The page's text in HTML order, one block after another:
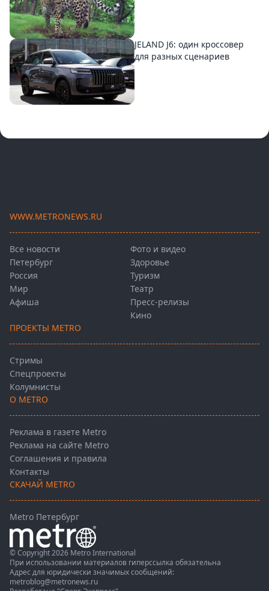
JELAND J6: один кроссовер
для разных сценариев
WWW.METRONEWS.RU
Все новости
Петербург
Россия
Мир
Афиша
Фото и видео
Здоровье
Туризм
Театр
Пресс-релизы
Кино
ПРОЕКТЫ METRO
Стримы
Спецпроекты
Колумнисты
О METRO
Реклама в газете Metro
Реклама на сайте Metro
Соглашения и правила
Контакты
СКАЧАЙ METRO
Metro Петербург
© Copyright 2026 Metro International
При использовании материалов гиперссылка обязательна
Адрес для юридически значимых сообщений:
metroblog@metronews.ru